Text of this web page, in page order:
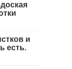
и
есть.